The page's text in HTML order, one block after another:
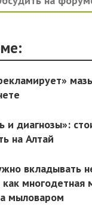
и диагнозы»:
на Алтай
вкладывать
многодетная
мыловаром